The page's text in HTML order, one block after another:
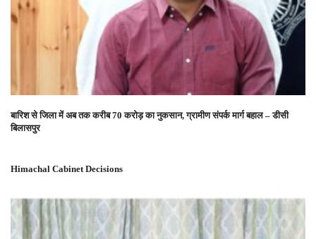
बारिश से जिला में अब तक करीब 70 करोड़ का नुकसान, ग्रामीण संपर्क मार्ग बहाल – डीसी
बिलासपुर
Himachal Cabinet Decisions